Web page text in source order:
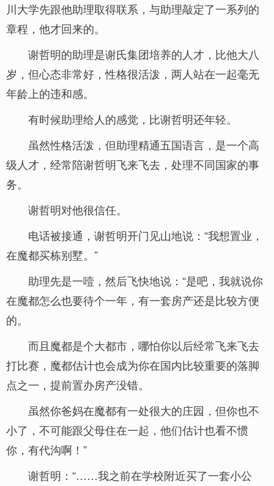
川大学先跟他助理取得联系，与助理敲定了一系列的
章程，他才回来的。
谢哲明的助理是谢氏集团培养的人才，比他大八
岁，但心态非常好，性格很活泼，两人站在一起毫无
年龄上的违和感。
有时候助理给人的感觉，比谢哲明还年轻。
虽然性格活泼，但助理精通五国语言，是一个高
级人才，经常陪谢哲明飞来飞去，处理不同国家的事
务。
谢哲明对他很信任。
电话被接通，谢哲明开门见山地说：“我想置业，
在魔都买栋别墅。”
助理先是一噎，然后飞快地说：“是吧，我就说你
在魔都怎么也要待个一年，有一套房产还是比较方便
的。
而且魔都是个大都市，哪怕你以后经常飞来飞去
打比赛，魔都估计也会成为你在国内比较重要的落脚
点之一，提前置办房产没错。
虽然你爸妈在魔都有一处很大的庄园，但你也不
小了，不可能跟父母住在一起，他们估计也看不惯
你，有代沟啊！”
谢哲明：“……我之前在学校附近买了一套小公